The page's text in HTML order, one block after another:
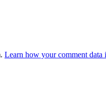
Learn how your comment data